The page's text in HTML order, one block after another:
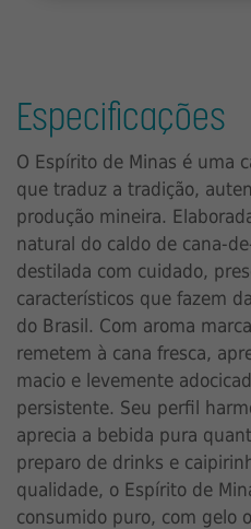
Especificações
O Espírito de Minas é uma
que traduz a tradição,
produção mineira.
natural do caldo de cana-
destilada com cuidado,
característicos que fazem
do Brasil. Com aroma
remetem à cana fresca,
macio e levemente
persistente. Seu perfil
aprecia a bebida pura
preparo de drinks e
qualidade, o Espírito de
consumido puro, com gelo